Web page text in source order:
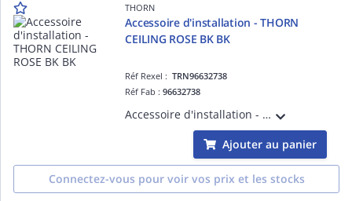
THORN
Accessoire d'installation - THORN
CEILING ROSE BK BK
Réf Rexel :TRN96632738
Réf Fab :96632738
Accessoire d'installation - THORN CEILING ROSE BK BK - Accessoire pour installation d'éclairage
Ajouter au panier
Connectez-vous pour voir vos prix et les stocks